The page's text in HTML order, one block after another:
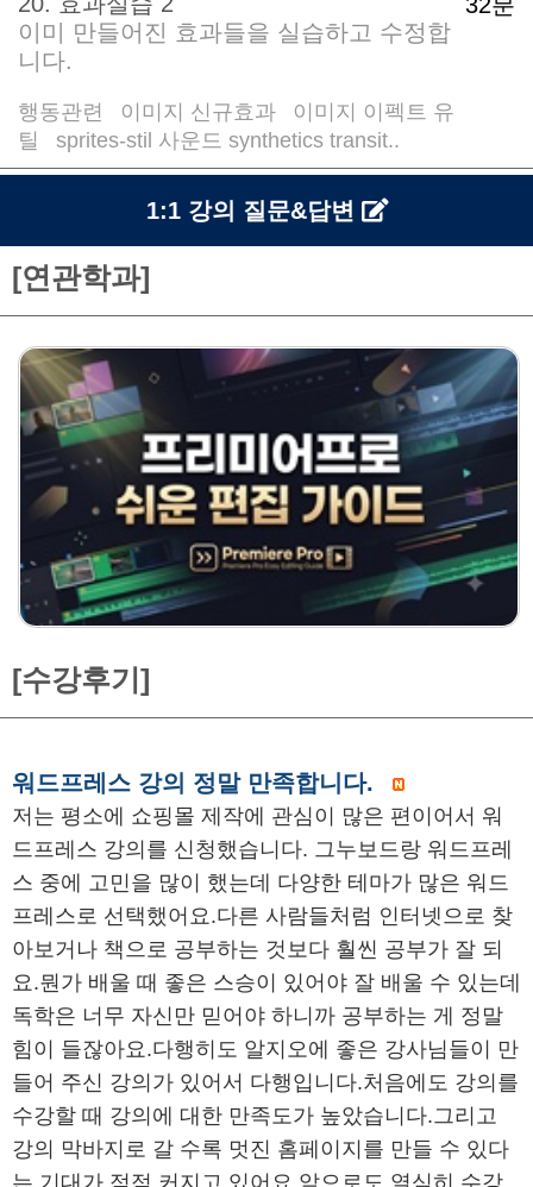
이미 만들어진 효과들을 실습하고 수정합
니다.
행동관련 이미지 신규효과
이미지 이펙트 유
틸
sprites-stil 사운드 synthetics transit..
1:1 강의 질문&답변
[연관학과]
[수강후기]